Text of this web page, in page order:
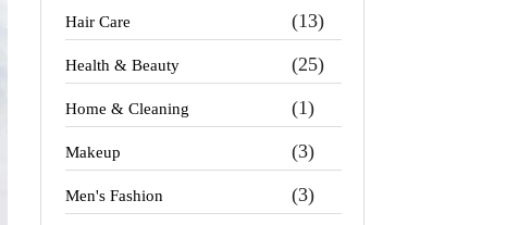
Hair Care (13)
Health & Beauty (25)
Home & Cleaning (1)
Makeup (3)
Men's Fashion (3)